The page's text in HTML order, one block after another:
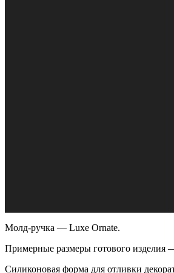
Молд-ручка — Luxe Ornate.
Примерные размеры готового изделия
Силиконовая форма для отливки